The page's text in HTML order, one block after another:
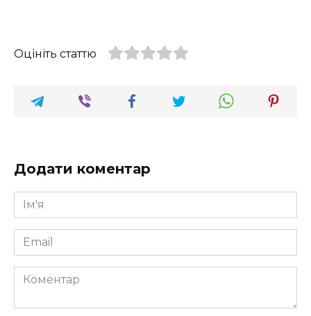
Оцініть статтю
Додати коментар
Ім'я
*
Email
*
Коментар